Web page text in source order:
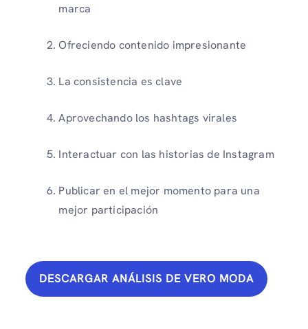
marca
Ofreciendo contenido impresionante
La consistencia es clave
Aprovechando los hashtags virales
Interactuar con las historias de Instagram
Publicar en el mejor momento para una
mejor participación
DESCARGAR ANÁLISIS DE VERO MODA